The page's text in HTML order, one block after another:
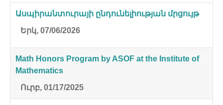
Ասպիրանտուրայի ընդունելիության մրցույթ
Երկ, 07/06/2026
Math Honors Program by ASOF at the Institute of
Mathematics
Ուրբ, 01/17/2025